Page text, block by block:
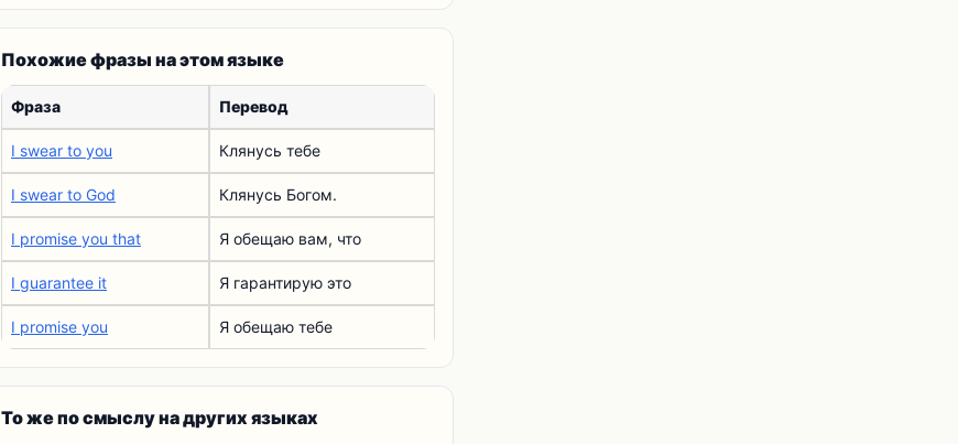
Похожие фразы на этом языке
Фраза Перевод
I swear to you Клянусь тебе
I swear to God Клянусь Богом.
I promise you that Я обещаю вам, что
I guarantee it Я гарантирую это
I promise you Я обещаю тебе
То же по смыслу на других языках